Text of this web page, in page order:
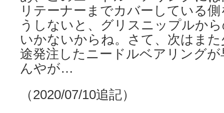
リテーナーまでカバーしている
うしないと、グリスニップルか
いかないからね。さて、次はま
途発注したニードルベアリング
んやが…
（2020/07/10追記）